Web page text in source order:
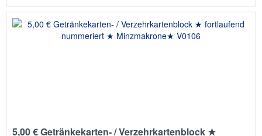
5,00 € Getränkekarten- / Verzehrkartenblock ★